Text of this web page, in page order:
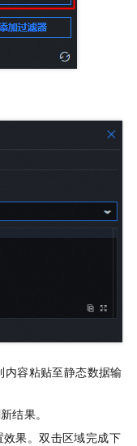
内容粘贴至静态数据输
结果。
果。双击区域完成下